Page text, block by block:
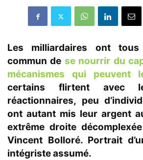
Les milliardaires ont
commun de se nourrir du
mécanismes qui peuvent
certains flirtent avec
réactionnaires, peu
ont autant mis leur argent
extrême droite
Vincent Bolloré. Portrait
intégriste assumé.